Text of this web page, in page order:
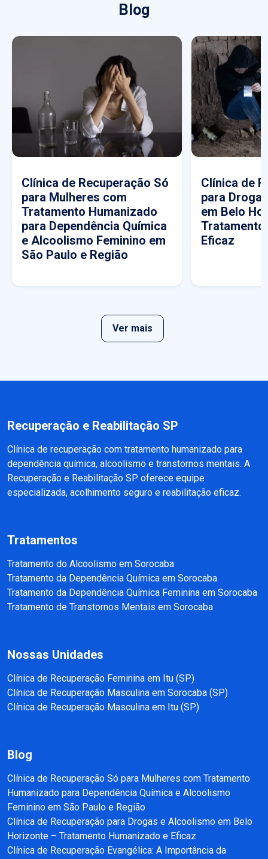
Blog
Clínica de Recuperação Só
para Mulheres com
Tratamento Humanizado
para Dependência Química
e Alcoolismo Feminino em
São Paulo e Região
Clínica de
para
em Belo
Tratamento
Eficaz
Ver mais
Recuperação e Reabilitação SP
Clínica de recuperação com tratamento humanizado para
dependência química, alcoolismo e transtornos mentais. A
Recuperação e Reabilitação SP oferece equipe
especializada, acolhimento seguro e reabilitação eficaz.
Tratamentos
Tratamento do Alcoolismo em Sorocaba
Tratamento da Dependência Química em Sorocaba
Tratamento da Dependência Química Feminina em Sorocaba
Tratamento de Transtornos Mentais em Sorocaba
Nossas Unidades
Clínica de Recuperação Feminina em Itu (SP)
Clínica de Recuperação Masculina em Sorocaba (SP)
Clínica de Recuperação Masculina em Itu (SP)
Blog
Clínica de Recuperação Só para Mulheres com Tratamento
Humanizado para Dependência Química e Alcoolismo
Feminino em São Paulo e Região
Clínica de Recuperação para Drogas e Alcoolismo em Belo
Horizonte – Tratamento Humanizado e Eficaz
Clínica de Recuperação Evangélica: A Importância da